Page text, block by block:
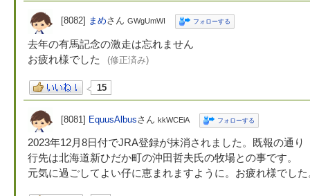
[8082] まめさん GWgUmWI フォローする
去年の有馬記念の激走は忘れません
お疲れ様でした
(修正済み)
15
[8081] EquusAlbusさん kkWCEiA フォローする
2023年12月8日付でJRA登録が抹消されました。既報の通り
行先は北海道新ひだか町の沖田哲夫氏の牧場との事です。
元気に過ごしてよい仔に恵まれますように。お疲れ様でした